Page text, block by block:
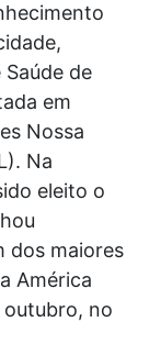
de
em
Nossa
Na
eleito o
dos maiores
América
outubro, no